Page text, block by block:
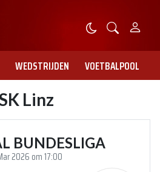
WEDSTRIJDEN VOETBALPOOL
Linz
BUNDESLIGA
2026 om 17:00